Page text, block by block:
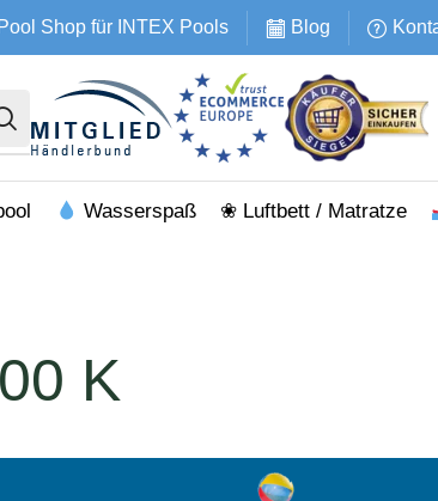
Shop für INTEX Pools Blog
Wasserspaß ❀ Luftbett / Matratze
K